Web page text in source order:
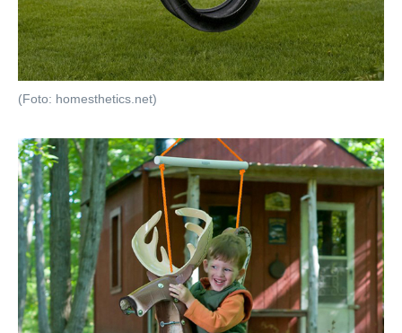
(Foto: homesthetics.net)